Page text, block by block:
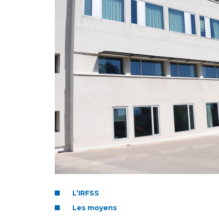
Laïcité et cultes
Les associations
Salon des familles
Transports sanitaires
Vos droits, vos devoirs
Les structures de recherche
L’IRFSS
Les moyens